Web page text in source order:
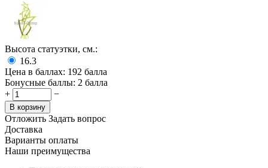
Высота статуэтки, см.:
16.3
Цена в баллах: 192 балла
Бонусные баллы: 2 балла
+
−
В корзину
Отложить Задать вопрос
Доставка
Варианты оплаты
Наши преимущества